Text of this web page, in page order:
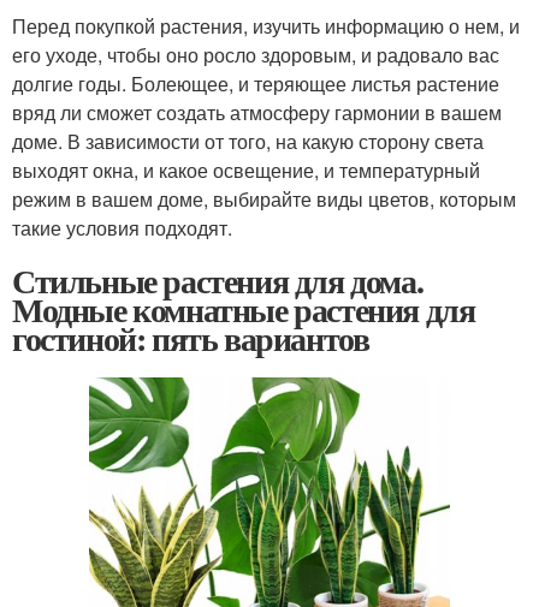
Перед покупкой растения, изучить информацию о нем, и
его уходе, чтобы оно росло здоровым, и радовало вас
долгие годы. Болеющее, и теряющее листья растение
вряд ли сможет создать атмосферу гармонии в вашем
доме. В зависимости от того, на какую сторону света
выходят окна, и какое освещение, и температурный
режим в вашем доме, выбирайте виды цветов, которым
такие условия подходят.
Стильные растения для дома.
Модные комнатные растения для
гостиной: пять вариантов